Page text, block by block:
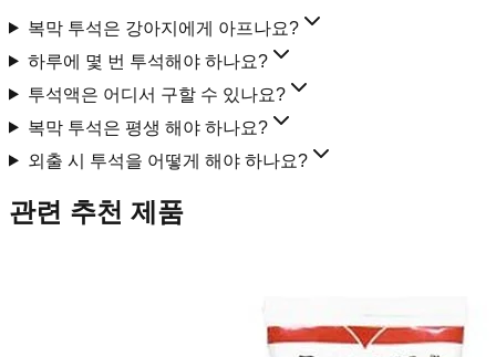
복막 투석은 강아지에게 아프나요?
하루에 몇 번 투석해야 하나요?
투석액은 어디서 구할 수 있나요?
복막 투석은 평생 해야 하나요?
외출 시 투석을 어떻게 해야 하나요?
관련 추천 제품